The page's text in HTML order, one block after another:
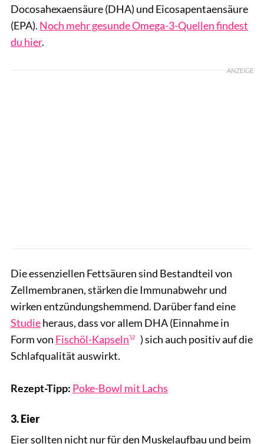
Docosahexaensäure (DHA) und Eicosapentaensäure
(EPA). Noch mehr gesunde Omega-3-Quellen findest
du hier.
ANZEIGE
Die essenziellen Fettsäuren sind Bestandteil von
Zellmembranen, stärken die Immunabwehr und
wirken entzündungshemmend. Darüber fand eine
Studieheraus, dass vor allem DHA (Einnahme in
Form von Fischöl-Kapseln
) sich auch positiv auf die
Schlafqualität auswirkt.
Rezept-Tipp: Poke-Bowl mit Lachs
3. Eier
Eier sollten nicht nur für den Muskelaufbau und beim